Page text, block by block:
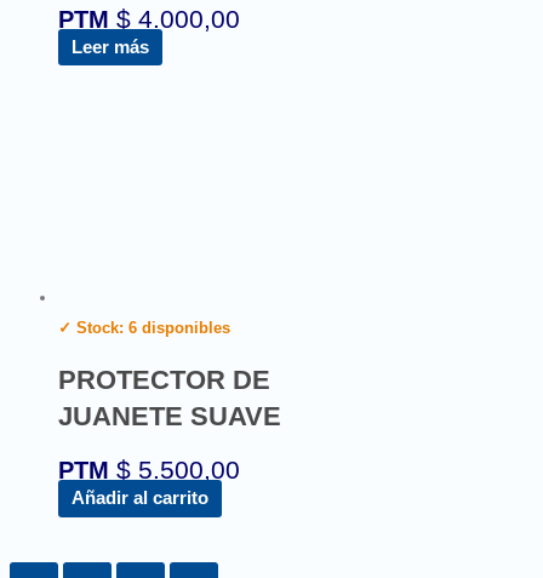
PTM $ 4.000,00
Leer más
✓ Stock: 6 disponibles
PROTECTOR DE
JUANETE SUAVE
PTM $ 5.500,00
Añadir al carrito